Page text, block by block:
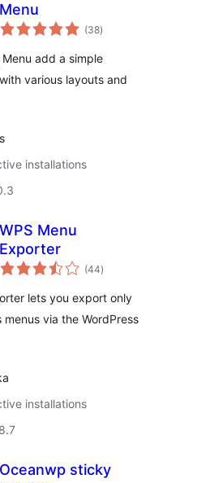
Menu
(38arvosanat
yhteensä
)
add a simple
various layouts and
installations
WPS Menu
Exporter
(44arvosanat
yhteensä
)
lets you export only
menus via the WordPress
installations
Oceanwp sticky